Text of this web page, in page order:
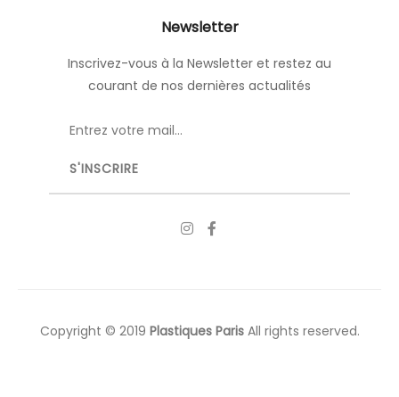
Newsletter
Inscrivez-vous à la Newsletter et restez au
courant de nos dernières actualités
Copyright © 2019 Plastiques ParisAll rights reserved.